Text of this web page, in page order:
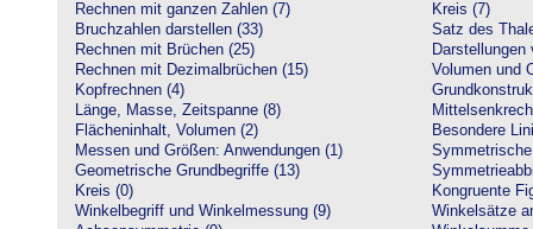
Rechnen mit ganzen Zahlen (7)
Bruchzahlen darstellen (33)
Rechnen mit Brüchen (25)
Rechnen mit Dezimalbrüchen (15)
Kopfrechnen (4)
Länge, Masse, Zeitspanne (8)
Flächeninhalt, Volumen (2)
Messen und Größen: Anwendungen (1)
Geometrische Grundbegriffe (13)
Kreis (0)
Winkelbegriff und Winkelmessung (9)
Kreis (7)
Satz des
Darstellungen
Volumen und
Besondere
Kongruente
Winkelsätze